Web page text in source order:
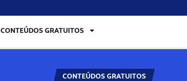
CONTEÚDOS GRATUITOS
CONTEÚDOS GRATUITOS